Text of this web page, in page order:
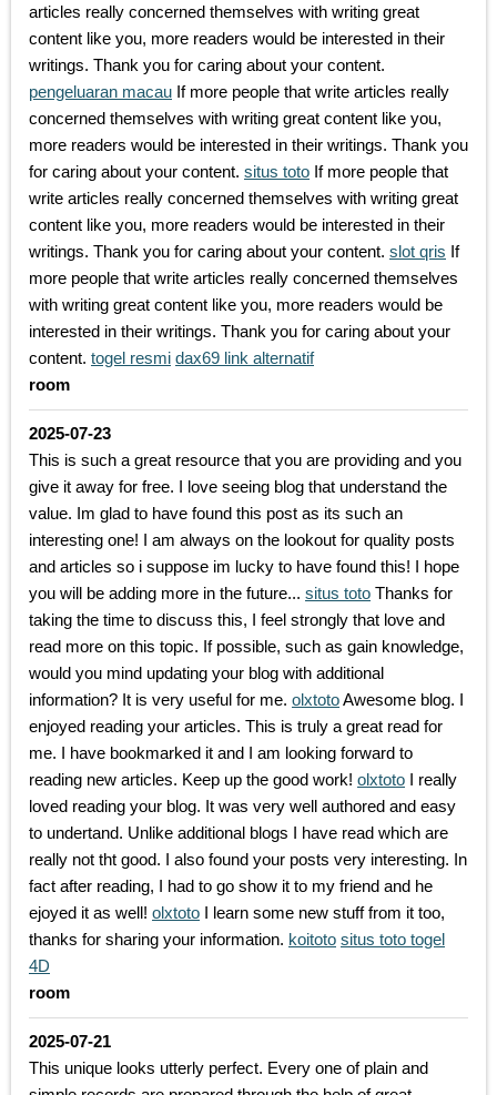
articles really concerned themselves with writing great
content like you, more readers would be interested in their
writings. Thank you for caring about your content.
pengeluaran macau If more people that write articles really
concerned themselves with writing great content like you,
more readers would be interested in their writings. Thank you
for caring about your content. situs toto If more people that
write articles really concerned themselves with writing great
content like you, more readers would be interested in their
writings. Thank you for caring about your content. slot qris If
more people that write articles really concerned themselves
with writing great content like you, more readers would be
interested in their writings. Thank you for caring about your
content. togel resmi dax69 link alternatif
room
2025-07-23
This is such a great resource that you are providing and you
give it away for free. I love seeing blog that understand the
value. Im glad to have found this post as its such an
interesting one! I am always on the lookout for quality posts
and articles so i suppose im lucky to have found this! I hope
you will be adding more in the future... situs toto Thanks for
taking the time to discuss this, I feel strongly that love and
read more on this topic. If possible, such as gain knowledge,
would you mind updating your blog with additional
information? It is very useful for me. olxtotoAwesome blog. I
enjoyed reading your articles. This is truly a great read for
me. I have bookmarked it and I am looking forward to
reading new articles. Keep up the good work! olxtoto I really
loved reading your blog. It was very well authored and easy
to undertand. Unlike additional blogs I have read which are
really not tht good. I also found your posts very interesting. In
fact after reading, I had to go show it to my friend and he
ejoyed it as well! olxtoto I learn some new stuff from it too,
thanks for sharing your information. koitoto situs toto togel
4D
room
2025-07-21
This unique looks utterly perfect. Every one of plain and